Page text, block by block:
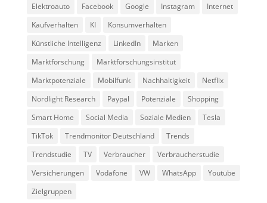
Elektroauto
Facebook Google Instagram
Internet
Kaufverhalten
KI
Konsumverhalten
Künstliche Intelligenz
LinkedIn
Marken
Marktforschung
Marktforschungsinstitut
Marktpotenziale
Mobilfunk Nachhaltigkeit
Netflix
Nordlight Research
Paypal Potenziale
Shopping
Smart Home
Social Media Soziale Medien
Tesla
TikTok
Trendmonitor Deutschland
Trends
Trendstudie
TV Verbraucher
Verbraucherstudie
Versicherungen
Vodafone VW WhatsApp
Youtube
Zielgruppen